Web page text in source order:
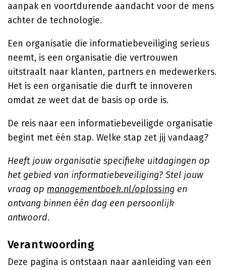
aanpak en voortdurende aandacht voor de mens
achter de technologie.
Een organisatie die informatiebeveiliging serieus
neemt, is een organisatie die vertrouwen
uitstraalt naar klanten, partners en medewerkers.
Het is een organisatie die durft te innoveren
omdat ze weet dat de basis op orde is.
De reis naar een informatiebeveiligde organisatie
begint met één stap. Welke stap zet jij vandaag?
Heeft jouw organisatie specifieke uitdagingen op
het gebied van informatiebeveiliging? Stel jouw
vraag op managementboek.nl/oplossing en
ontvang binnen één dag een persoonlijk
antwoord.
Verantwoording
Deze pagina is ontstaan naar aanleiding van een